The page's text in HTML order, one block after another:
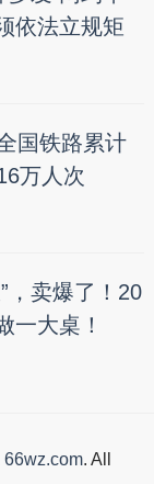
依法立规矩
国铁路累计
万人次
，卖爆了！20
一大桌！
66wz.com. All